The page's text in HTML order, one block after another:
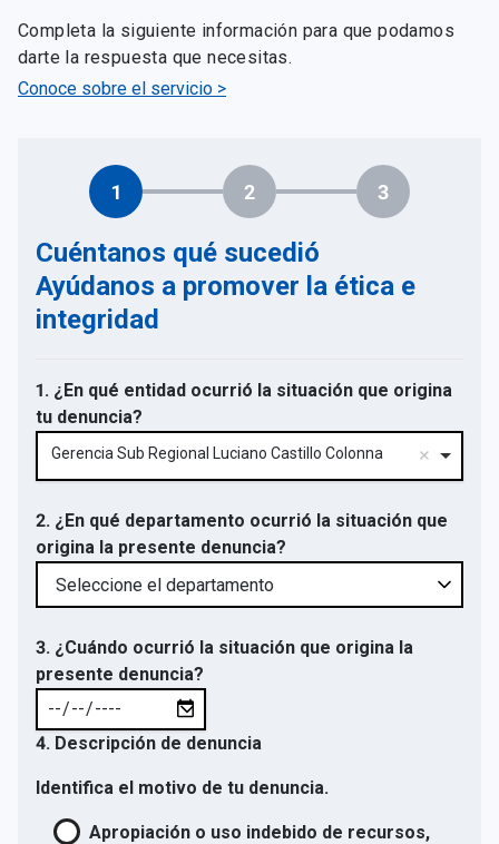
Completa la siguiente información para que podamos
darte la respuesta que necesitas.
Conoce sobre el servicio >
1 2 3
Cuéntanos qué sucedió
Ayúdanos a promover la ética e
integridad
1. ¿En qué entidad ocurrió la situación que origina
tu denuncia?
Gerencia Sub Regional Luciano Castillo Colonna
2. ¿En qué departamento ocurrió la situación que
origina la presente denuncia?
3. ¿Cuándo ocurrió la situación que origina la
presente denuncia?
4. Descripción de denuncia
Identifica el motivo de tu denuncia.
Apropiación o uso indebido de recursos,